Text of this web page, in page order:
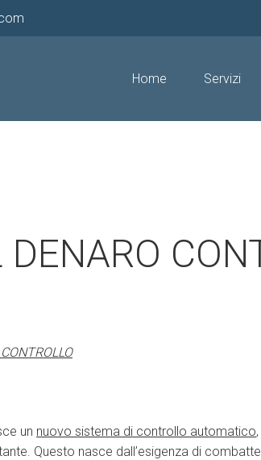
Home Servizi
DENARO
un nuovo sistema di controllo automatico
Questo nasce dall’esigenza di